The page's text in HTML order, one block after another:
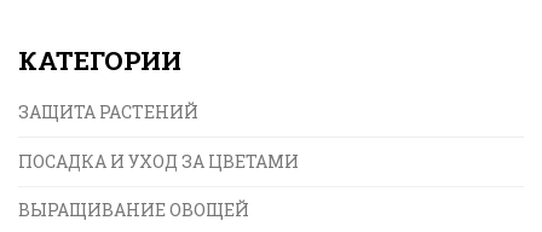
КАТЕГОРИИ
ЗАЩИТА РАСТЕНИЙ
ПОСАДКА И УХОД ЗА ЦВЕТАМИ
ВЫРАЩИВАНИЕ ОВОЩЕЙ